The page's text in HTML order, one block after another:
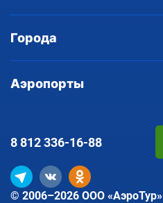
Города
Аэропорты
© 2006–2026 ООО «АэроТур»
8 812336-16-88